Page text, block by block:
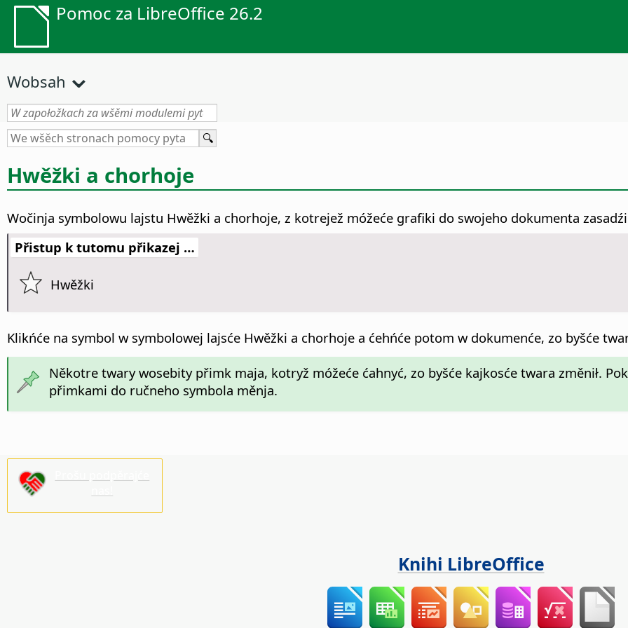
Pomoc za LibreOffice 26.2
Wobsah
Hwěžki a chorhoje
Wočinja symbolowu lajstu Hwěžki a chorhoje, z kotrejež móžeće grafiki do swojeho dokumenta
Přistup k tutomu přikazej …
Hwěžki
Klikńće na symbol w symbolowej lajsće Hwěžki a chorhoje a ćehńće potom w dokumenće, zo byšće
Někotre twary wosebity přimk maja, kotryž móžeće ćahnyć, zo byšće kajkosće twara změnił.
přimkami do ručneho symbola měnja.
Knihi LibreOffice